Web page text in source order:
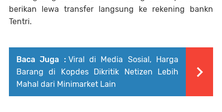
berikan lewa transfer langsung ke rekening bankn
Tentri.
Baca Juga : Viral di Media Sosial, Harga
Barang di Kopdes Dikritik Netizen Lebih
Mahal dari Minimarket Lain